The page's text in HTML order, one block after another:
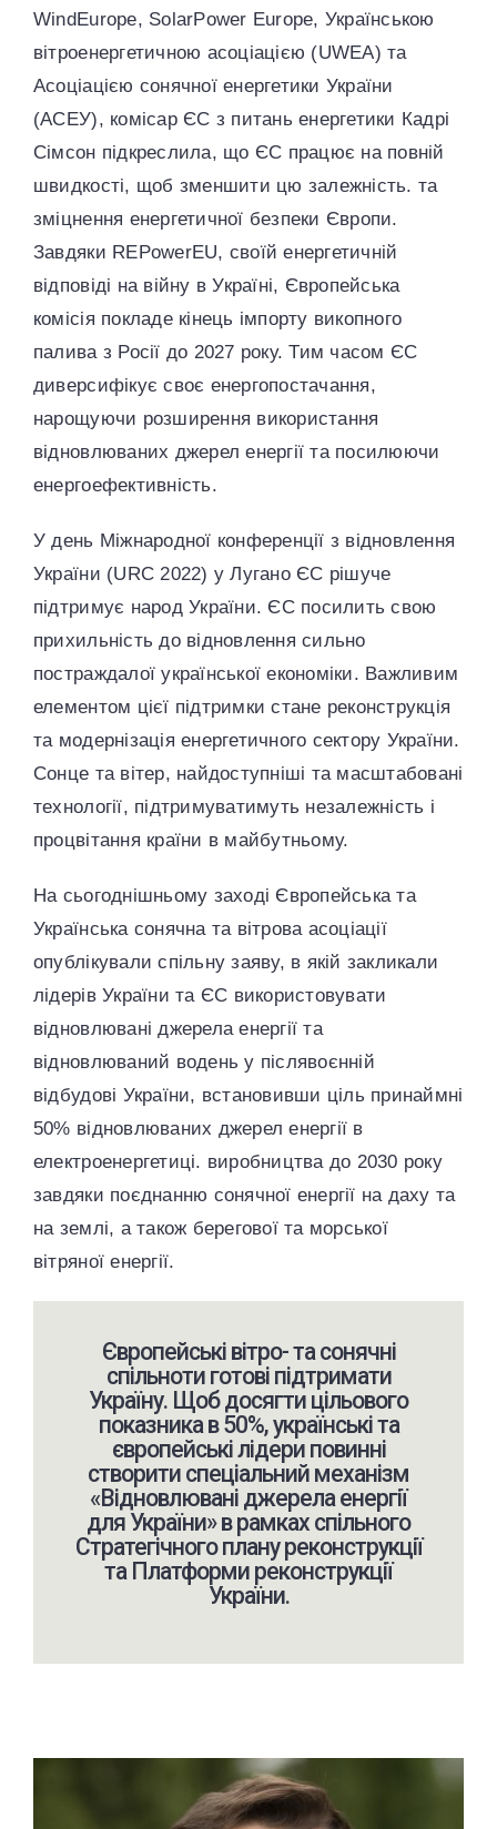
WindEurope, SolarPower Europe, Українською
вітроенергетичною асоціацією (UWEA) та
Асоціацією сонячної енергетики України
(АСЕУ), комісар ЄС з питань енергетики Кадрі
Сімсон підкреслила, що ЄС працює на повній
швидкості, щоб зменшити цю залежність. та
зміцнення енергетичної безпеки Європи.
Завдяки REPowerEU, своїй енергетичній
відповіді на війну в Україні, Європейська
комісія покладе кінець імпорту викопного
палива з Росії до 2027 року. Тим часом ЄС
диверсифікує своє енергопостачання,
нарощуючи розширення використання
відновлюваних джерел енергії та посилюючи
енергоефективність.
У день Міжнародної конференції з відновлення
України (URC 2022) у Лугано ЄС рішуче
підтримує народ України. ЄС посилить свою
прихильність до відновлення сильно
постраждалої української економіки. Важливим
елементом цієї підтримки стане реконструкція
та модернізація енергетичного сектору України.
Сонце та вітер, найдоступніші та масштабовані
технології, підтримуватимуть незалежність і
процвітання країни в майбутньому.
На сьогоднішньому заході Європейська та
Українська сонячна та вітрова асоціації
опублікували спільну заяву, в якій закликали
лідерів України та ЄС використовувати
відновлювані джерела енергії та
відновлюваний водень у післявоєнній
відбудові України, встановивши ціль принаймні
50% відновлюваних джерел енергії в
електроенергетиці. виробництва до 2030 року
завдяки поєднанню сонячної енергії на даху та
на землі, а також берегової та морської
вітряної енергії.
Європейські вітро- та сонячні
спільноти готові підтримати
Україну. Щоб досягти цільового
показника в 50%, українські та
європейські лідери повинні
створити спеціальний механізм
«Відновлювані джерела енергії
для України» в рамках спільного
Стратегічного плану реконструкції
та Платформи реконструкції
України.